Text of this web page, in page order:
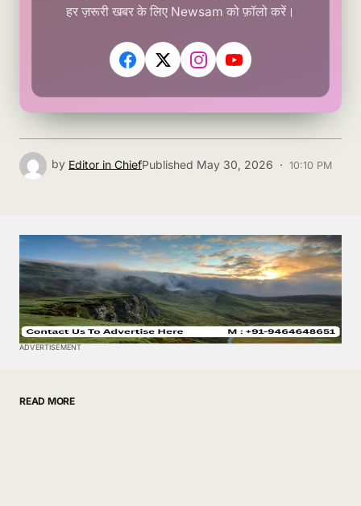
हर ज़रूरी खबर के लिए Newsam को फ़ॉलो करें।
by Editor in ChiefPublished May 30, 2026 · 10:10 PM
ADVERTISEMENT
READ MORE